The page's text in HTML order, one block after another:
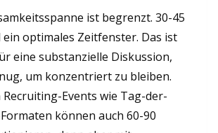
ist begrenzt. 30-45
optimales Zeitfenster. Das ist
eine substanzielle Diskussion,
um konzentriert zu bleiben.
Events wie Tag-der-
können auch 60-90